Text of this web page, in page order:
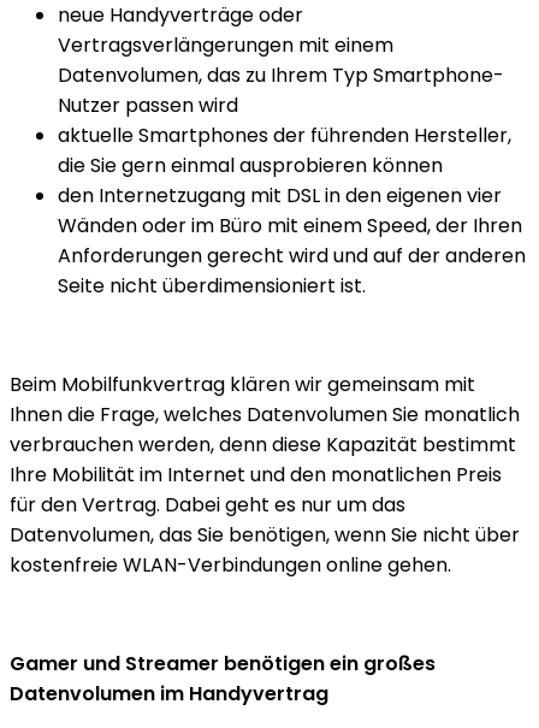
neue Handyverträge oder
Vertragsverlängerungen mit einem
Datenvolumen, das zu Ihrem Typ Smartphone-
Nutzer passen wird
aktuelle Smartphones der führenden Hersteller,
die Sie gern einmal ausprobieren können
den Internetzugang mit DSL in den eigenen vier
Wänden oder im Büro mit einem Speed, der Ihren
Anforderungen gerecht wird und auf der anderen
Seite nicht überdimensioniert ist.
Beim Mobilfunkvertrag klären wir gemeinsam mit
Ihnen die Frage, welches Datenvolumen Sie monatlich
verbrauchen werden, denn diese Kapazität bestimmt
Ihre Mobilität im Internet und den monatlichen Preis
für den Vertrag. Dabei geht es nur um das
Datenvolumen, das Sie benötigen, wenn Sie nicht über
kostenfreie WLAN-Verbindungen online gehen.
Gamer und Streamer benötigen ein großes
Datenvolumen im Handyvertrag